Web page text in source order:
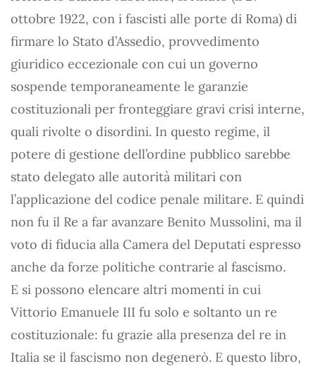
ottobre 1922, con i fascisti alle porte di Roma) di
firmare lo Stato d’Assedio, provvedimento
giuridico eccezionale con cui un governo
sospende temporaneamente le garanzie
costituzionali per fronteggiare gravi crisi interne,
quali rivolte o disordini. In questo regime, il
potere di gestione dell’ordine pubblico sarebbe
stato delegato alle autorità militari con
l’applicazione del codice penale militare. E quindi
non fu il Re a far avanzare Benito Mussolini, ma il
voto di fiducia alla Camera del Deputati espresso
anche da forze politiche contrarie al fascismo.
E si possono elencare altri momenti in cui
Vittorio Emanuele III fu solo e soltanto un re
costituzionale: fu grazie alla presenza del re in
Italia se il fascismo non degenerò. E questo libro,